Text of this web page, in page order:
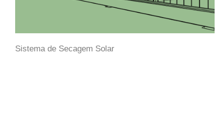
Sistema de Secagem Solar